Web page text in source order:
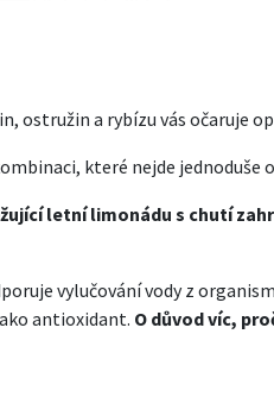
ostružin a rybízu vás očaruje
které nejde jednoduše
letní limonádu s chutí
vylučování vody z
antioxidant. O důvod víc,